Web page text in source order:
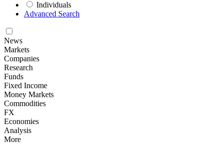
Individuals
Advanced Search
News
Markets
Companies
Research
Funds
Fixed Income
Money Markets
Commodities
FX
Economies
Analysis
More